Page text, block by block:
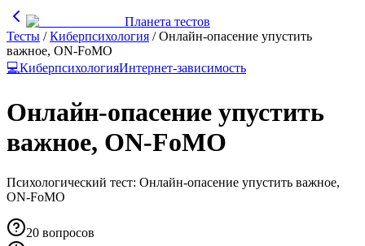
Планета тестов
Тесты /Киберпсихология /Онлайн-опасение упустить
важное, ON-FoMO
💻КиберпсихологияИнтернет-зависимость
Онлайн-опасение упустить
важное, ON-FoMO
Психологический тест: Онлайн-опасение упустить важное,
ON-FoMO
20 вопросов